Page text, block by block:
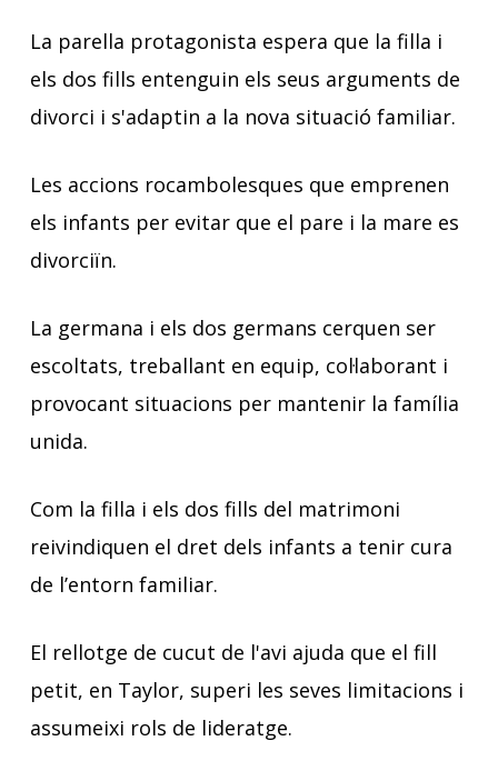
La parella protagonista espera que la filla i
els dos fills entenguin els seus arguments de
divorci i s'adaptin a la nova situació familiar.
Les accions rocambolesques que emprenen
els infants per evitar que el pare i la mare es
divorciïn.
La germana i els dos germans cerquen ser
escoltats, treballant en equip, col·laborant i
provocant situacions per mantenir la família
unida.
Com la filla i els dos fills del matrimoni
reivindiquen el dret dels infants a tenir cura
de l’entorn familiar.
El rellotge de cucut de l'avi ajuda que el fill
petit, en Taylor, superi les seves limitacions i
assumeixi rols de lideratge.